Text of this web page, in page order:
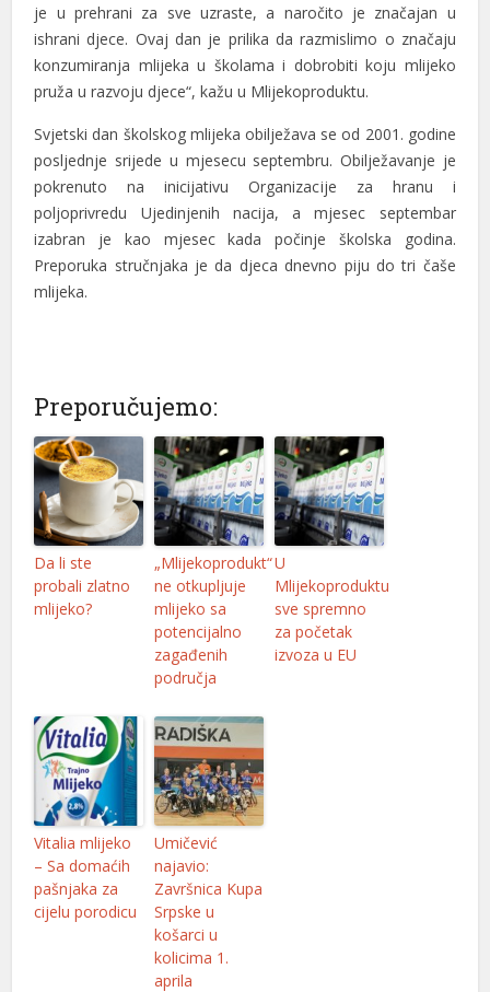
je u prehrani za sve uzraste, a naročito je značajan u
ishrani djece. Ovaj dan je prilika da razmislimo o značaju
konzumiranja mlijeka u školama i dobrobiti koju mlijeko
pruža u razvoju djece“, kažu u Mlijekoproduktu.
Svjetski dan školskog mlijeka obilježava se od 2001. godine
posljednje srijede u mjesecu septembru. Obilježavanje je
pokrenuto na inicijativu Organizacije za hranu i
poljoprivredu Ujedinjenih nacija, a mjesec septembar
izabran je kao mjesec kada počinje školska godina.
Preporuka stručnjaka je da djeca dnevno piju do tri čaše
mlijeka.
Preporučujemo:
Da li ste
probali zlatno
mlijeko?
„Mlijekoprodukt“
ne otkupljuje
mlijeko sa
potencijalno
zagađenih
područja
U
Mlijekoproduktu
sve spremno
za početak
izvoza u EU
Vitalia mlijeko
– Sa domaćih
pašnjaka za
cijelu porodicu
Umičević
najavio:
Završnica Kupa
Srpske u
košarci u
kolicima 1.
aprila